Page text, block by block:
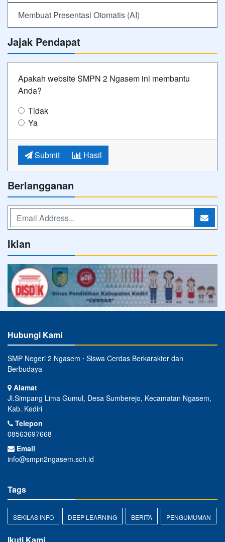
Membuat Presentasi Otomatis (AI)
Jajak Pendapat
Apakah website SMPN 2 Ngasem ini membantu
Anda?
Tidak
Ya
Submit Hasil
Berlangganan
Iklan
Hubungi Kami
SMP Negeri 2 Ngasem ⋅ Siswa Cerdas Berkarakter dan
Berbudaya
Alamat
Jl.Simpang Lima Gumul, Desa Sumberejo, Kecamatan Ngasem,
Kab. Kediri
Telepon
08563697668
Email
info@smpn2ngasem.sch.id
Tags
SEKILAS INFO DEEP LEARNING BERITA PENGUMUMAN